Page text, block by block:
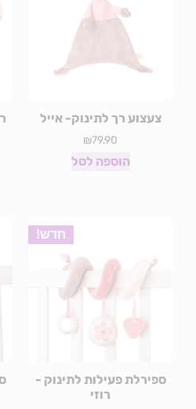
צעצוע רך לתינוק- אייל
₪79.90
הוספה לסל
חדש!
ספירלת פעילות לתינוק -
רוזי